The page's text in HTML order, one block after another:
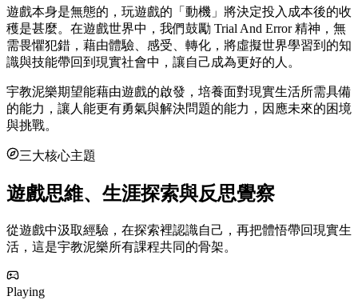
遊戲本身是無態的，玩遊戲的「動機」將決定投入成本後的收
穫是甚麼。在遊戲世界中，我們鼓勵 Trial And Error 精神，無
需畏懼犯錯，藉由體驗、感受、轉化，將虛擬世界學習到的知
識與技能帶回到現實社會中，讓自己成為更好的人。
宇教泥樂期望能藉由遊戲的啟發，培養面對現實生活所需具備
的能力，讓人能更有勇氣與解決問題的能力，因應未來的困境
與挑戰。
三大核心主題
遊戲思維、生涯探索與反思覺察
從遊戲中汲取經驗，在探索裡認識自己，再把體悟帶回現實生
活，這是宇教泥樂所有課程共同的骨架。
Playing